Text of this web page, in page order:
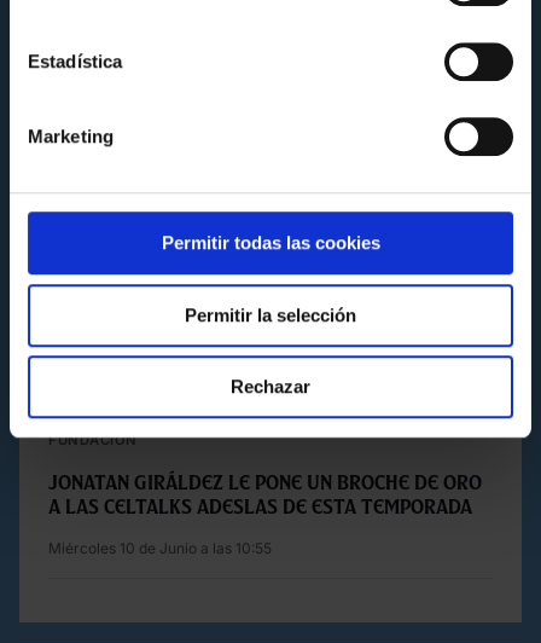
Estadística
Marketing
Permitir todas las cookies
Permitir la selección
Rechazar
FUNDACIÓN
JONATAN GIRÁLDEZ LE PONE UN BROCHE DE ORO
A LAS CELTALKS ADESLAS DE ESTA TEMPORADA
Miércoles 10 de Junio a las 10:55